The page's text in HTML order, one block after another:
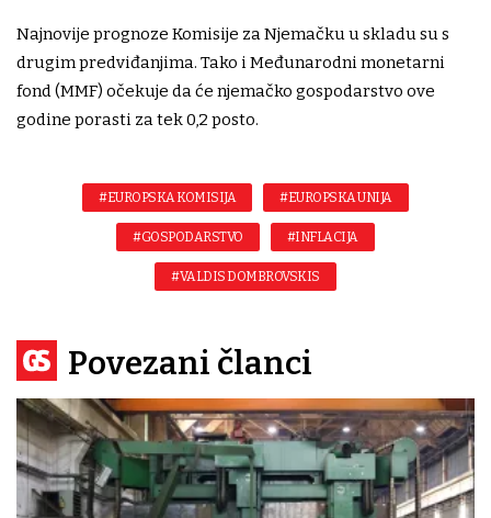
Najnovije prognoze Komisije za Njemačku u skladu su s
drugim predviđanjima. Tako i Međunarodni monetarni
fond (MMF) očekuje da će njemačko gospodarstvo ove
godine porasti za tek 0,2 posto.
#EUROPSKA KOMISIJA #EUROPSKA UNIJA
#GOSPODARSTVO #INFLACIJA
#VALDIS DOMBROVSKIS
Povezani članci